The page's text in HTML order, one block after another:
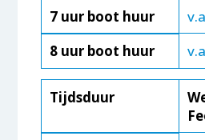
7 uur boot huur
8 uur boot huur
Tijdsduur